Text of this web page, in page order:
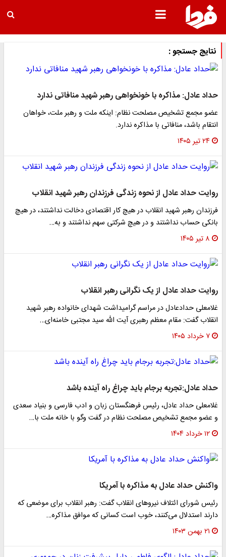
نتایج جستجو :
حداد عادل: مذاکره با خونخواهی رهبر شهید منافاتی ندارد
عضو مجمع تشخیص مصلحت نظام: اینکه ملت و رهبر ملت، خواهان
انتقام باشد، منافاتی با مذاکره ندارد.
۲۴ تیر ۱۴۰۵
روایت حداد عادل از نحوه زندگی فرزندان رهبر شهید انقلاب
فرزندان رهبر شهید انقلاب در هیچ کار اقتصادی دخالت نداشتند، در هیچ
بانکی حساب نداشتند و در هیچ شرکتی سهم نداشتند و به…
۸ تیر ۱۴۰۵
روایت حداد عادل از یک نگرانی رهبر انقلاب
غلامعلی حدادعادل در مراسم گرامیداشت شهدای خانواده رهبر شهید
انقلاب گفت: مقام معظم رهبری آیت الله سید مجتبی خامنه‌ای…
۷ خرداد ۱۴۰۵
حداد عادل:تجربه برجام باید چراغ راه آینده باشد
غلامعلی حداد عادل، رئیس فرهنگستان زبان و ادب فارسی و بنیاد سعدی
و عضو مجمع تشخیص مصلحت نظام در گفت ‌وگو با خانه ملت با…
۱۲ خرداد ۱۴۰۴
واکنش حداد عادل به مذاکره با آمریکا
رئیس شورای ائتلاف نیروهای انقلاب گفت: رهبر انقلاب برای موضعی که
دارند استدلال می‌کنند، خوب است کسانی که موافق مذاکره…
۲۱ بهمن ۱۴۰۳